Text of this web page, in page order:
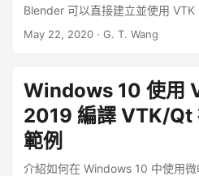
Blender 可以直接建立並使用
統下安裝 BVTKNodes，可參考
May 22, 2020 · G. T. Wang
Windows 10 使用
2019 編譯 VTK/Qt
範例
介紹如何在 Windows 10 中使用